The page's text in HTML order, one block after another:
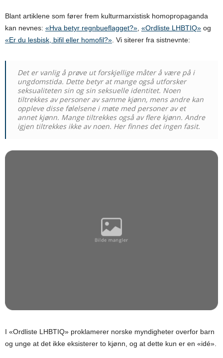
Blant artiklene som fører frem kulturmarxistisk homopropaganda
kan nevnes: «Hva betyr regnbueflagget?» «Ordliste LHBTIQ» og
«Er du lesbisk, bifil eller homofil?» . Vi siterer fra sistnevnte:
Det er vanlig å prøve ut forskjellige måter å være på i
ungdomstida. Dette betyr at mange også utforsker
seksualiteten sin og sin seksuelle identitet. Noen
tiltrekkes av personer av samme kjønn, mens andre kan
oppleve disse følelsene i møte med personer av et
annet kjønn. Mange tiltrekkes også av flere kjønn. Andre
igjen tiltrekkes ikke av noen. Her finnes det ingen fasit.
I «Ordliste LHBTIQ» proklamerer norske myndigheter overfor barn
og unge at det ikke eksisterer to kjønn, og at dette kun er en «idé».